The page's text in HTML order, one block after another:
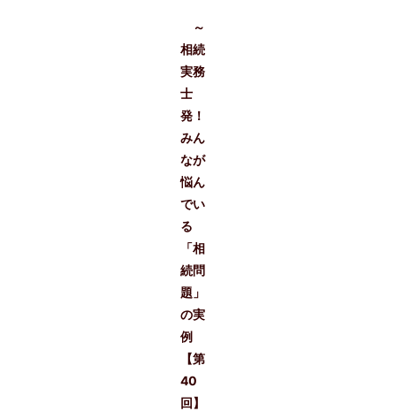
～
相続
実務
士
発！
みん
なが
悩ん
でい
る
「相
続問
題」
の実
例
【第
40
回】